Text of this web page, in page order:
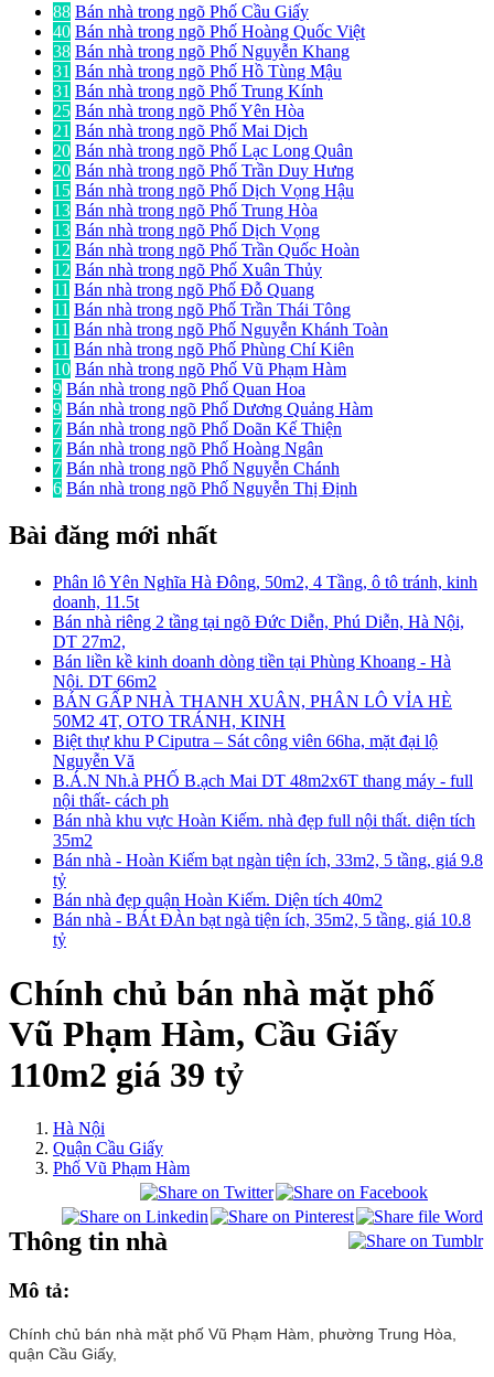
88 Bán nhà trong ngõ Phố Cầu Giấy
40 Bán nhà trong ngõ Phố Hoàng Quốc Việt
38 Bán nhà trong ngõ Phố Nguyễn Khang
31 Bán nhà trong ngõ Phố Hồ Tùng Mậu
31 Bán nhà trong ngõ Phố Trung Kính
25 Bán nhà trong ngõ Phố Yên Hòa
21 Bán nhà trong ngõ Phố Mai Dịch
20 Bán nhà trong ngõ Phố Lạc Long Quân
20 Bán nhà trong ngõ Phố Trần Duy Hưng
15 Bán nhà trong ngõ Phố Dịch Vọng Hậu
13 Bán nhà trong ngõ Phố Trung Hòa
13 Bán nhà trong ngõ Phố Dịch Vọng
12 Bán nhà trong ngõ Phố Trần Quốc Hoàn
12 Bán nhà trong ngõ Phố Xuân Thủy
11 Bán nhà trong ngõ Phố Đỗ Quang
11 Bán nhà trong ngõ Phố Trần Thái Tông
11 Bán nhà trong ngõ Phố Nguyễn Khánh Toàn
11 Bán nhà trong ngõ Phố Phùng Chí Kiên
10 Bán nhà trong ngõ Phố Vũ Phạm Hàm
9 Bán nhà trong ngõ Phố Quan Hoa
9 Bán nhà trong ngõ Phố Dương Quảng Hàm
7 Bán nhà trong ngõ Phố Doãn Kế Thiện
7 Bán nhà trong ngõ Phố Hoàng Ngân
7 Bán nhà trong ngõ Phố Nguyễn Chánh
6 Bán nhà trong ngõ Phố Nguyễn Thị Định
Bài đăng mới nhất
Phân lô Yên Nghĩa Hà Đông, 50m2, 4 Tầng, ô tô tránh, kinh
doanh, 11.5t
Bán nhà riêng 2 tầng tại ngõ Đức Diễn, Phú Diễn, Hà Nội,
DT 27m2,
Bán liền kề kinh doanh dòng tiền tại Phùng Khoang - Hà
Nội. DT 66m2
BÁN GẤP NHÀ THANH XUÂN, PHÂN LÔ VỈA HÈ
50M2 4T, OTO TRÁNH, KINH
Biệt thự khu P Ciputra – Sát công viên 66ha, mặt đại lộ
Nguyễn Vă
B.Á.N Nh.à PHỐ B.ạch Mai DT 48m2x6T thang máy - full
nội thất- cách ph
Bán nhà khu vực Hoàn Kiếm. nhà đẹp full nội thất. diện tích
35m2
Bán nhà - Hoàn Kiếm bạt ngàn tiện ích, 33m2, 5 tầng, giá 9.8
tỷ
Bán nhà đẹp quận Hoàn Kiếm. Diện tích 40m2
Bán nhà - BÁt ĐÀn bạt ngà tiện ích, 35m2, 5 tầng, giá 10.8
tỷ
Chính chủ bán nhà mặt phố
Vũ Phạm Hàm, Cầu Giấy
110m2 giá 39 tỷ
Hà Nội
Quận Cầu Giấy
Phố Vũ Phạm Hàm
Thông tin nhà
Mô tả:
Chính chủ bán nhà mặt phố Vũ Phạm Hàm, phường Trung Hòa,
quận Cầu Giấy,